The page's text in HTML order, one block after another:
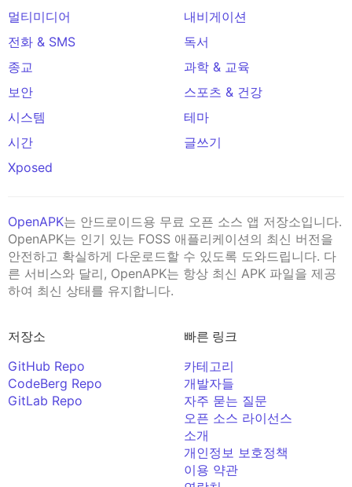
멀티미디어
내비게이션
전화 & SMS
독서
종교
과학 & 교육
보안
스포츠 & 건강
시스템
테마
시간
글쓰기
Xposed
OpenAPK는 안드로이드용 무료 오픈 소스 앱 저장소입니다.
OpenAPK는 인기 있는 FOSS 애플리케이션의 최신 버전을
안전하고 확실하게 다운로드할 수 있도록 도와드립니다. 다
른 서비스와 달리, OpenAPK는 항상 최신 APK 파일을 제공
하여 최신 상태를 유지합니다.
저장소
GitHub Repo
CodeBerg Repo
GitLab Repo
빠른 링크
카테고리
개발자들
자주 묻는 질문
오픈 소스 라이선스
소개
개인정보 보호정책
이용 약관